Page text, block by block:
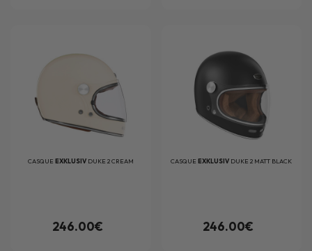
CASQUE EXKLUSIV DUKE 2 CREAM
246.00€
CASQUEEXKLUSIV DUKE 2 MATT BLACK
246.00€